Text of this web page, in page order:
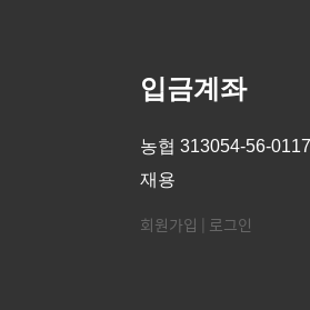
입금계좌
농협 313054-56-
재용
회원가입 | 로그인